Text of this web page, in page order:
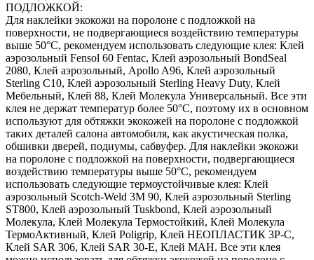
ПОДЛОЖКОЙ:
Для наклейки экокожи на поролоне с подложкой на
поверхности, не подвергающиеся воздействию температуры
выше 50°С, рекомендуем использовать следующие клея: Клей
аэрозольный Fensol 60 Fentac, Клей аэрозольный BondSeal
2080, Клей аэрозольный, Apollo A96, Клей аэрозольный
Sterling C10, Клей аэрозольный Sterling Heavy Duty, Клей
Мебельный, Клей 88, Клей Молекула Универсальный. Все эти
клея не держат температур более 50°С, поэтому их в основном
используют для обтяжки экокожей на поролоне с подложкой
таких деталей салона автомобиля, как акустическая полка,
обшивки дверей, подиумы, сабвуфер. Для наклейки экокожи
на поролоне с подложкой на поверхности, подвергающиеся
воздействию температуры выше 50°С, рекомендуем
использовать следующие термоустойчивые клея: Клей
аэрозольный Scotch-Weld 3M 90, Клей аэрозольный Sterling
ST800, Клей аэрозольный Tuskbond, Клей аэрозольный
Молекула, Клей Молекула Термостойкий, Клей Молекула
ТермоАктивный, Клей Poligrip, Клей НЕОПЛАСТИК 3P-C,
Клей SAR 306, Клей SAR 30-E, Клей MAH. Все эти клея